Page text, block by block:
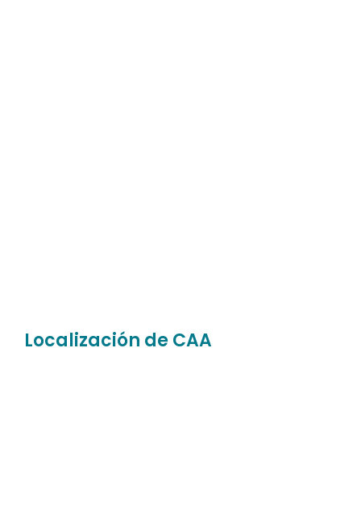
Localización de CAA